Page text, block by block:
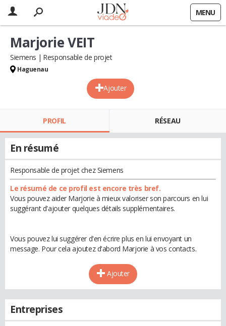
MENU
Ajouter
Marjorie VEIT
Siemens Responsable de projet
Haguenau
PROFIL RÉSEAU
En résumé
Responsable de projet chez Siemens
Le résumé de ce profil est encore très bref.
Vous pouvez aider Marjorie à mieux valoriser son parcours en lui
suggérant d'ajouter quelques détails supplémentaires.
Vous pouvez lui suggérer d'en écrire plus en lui envoyant un
message. Pour cela ajoutez d'abord Marjorie à vos contacts.
Ajouter
Entreprises